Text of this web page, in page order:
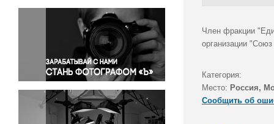
Окружающая среда
Политика
Правосудие
Происшествия и конфликты
Религия
Светская жизнь
Спорт
Экология
Член фракции
организации
Категория:
Место: Россия,
Сообщить об